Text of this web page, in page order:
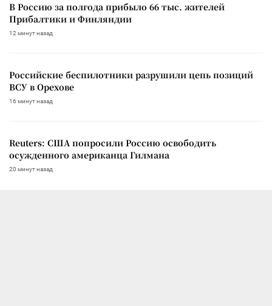
В Россию за полгода прибыло 66 тыс. жителей
Прибалтики и Финляндии
12 минут назад
Российские беспилотники разрушили цепь позиций
ВСУ в Орехове
16 минут назад
Reuters: США попросили Россию освободить
осужденного американца Гилмана
20 минут назад